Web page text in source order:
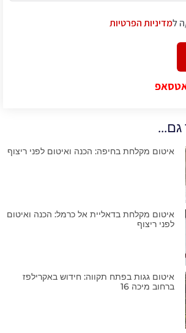
למדיניות הפרטיות
גם...
איטום מקלחת בחיפה: הכנה ואיטום לפני ריצוף
איטום מקלחת בדאליית אל כרמל: הכנה ואיטום
לפני ריצוף
איטום גגות בפתח תקווה: חידוש באקרילפז
ברחוב מיכה 16